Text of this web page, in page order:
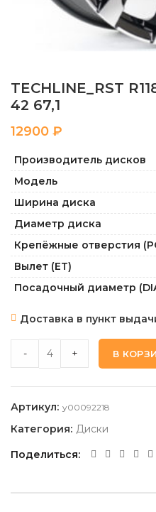
TECHLINE_RST
42 67,1
₽
Производитель дисков
Модель
Ширина диска
Диаметр диска
Крепёжные отверстия
Вылет (ET)
Посадочный диаметр
Доставка в пункт
- + В
Артикул: y00092218
Категория: Диски
Поделиться